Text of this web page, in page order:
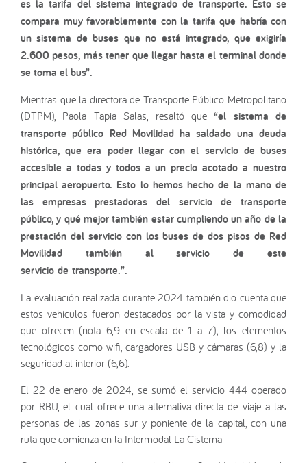
es la tarifa del sistema integrado de transporte. Esto se
compara muy favorablemente con la tarifa que habría con
un sistema de buses que no está integrado, que exigiría
2.600 pesos, más tener que llegar hasta el terminal donde
se toma el bus”.
Mientras que la directora de Transporte Público Metropolitano
(DTPM), Paola Tapia Salas, resaltó que“el sistema de
transporte público Red Movilidad ha saldado una deuda
histórica, que era poder llegar con el servicio de buses
accesible a todas y todos a un precio acotado a nuestro
principal aeropuerto. Esto lo hemos hecho de la mano de
las empresas prestadoras del servicio de transporte
público, y qué mejor también estar cumpliendo un año de la
prestación del servicio con los buses de dos pisos de Red
Movilidad también al servicio de este
servicio de transporte.”.
La evaluación realizada durante 2024 también dio cuenta que
estos vehículos fueron destacados por la vista y comodidad
que ofrecen (nota 6,9 en escala de 1 a 7); los elementos
tecnológicos como wifi, cargadores USB y cámaras (6,8) y la
seguridad al interior (6,6).
El 22 de enero de 2024, se sumó el servicio 444 operado
por RBU, el cual ofrece una alternativa directa de viaje a las
personas de las zonas sur y poniente de la capital, con una
ruta que comienza en la Intermodal La Cisterna